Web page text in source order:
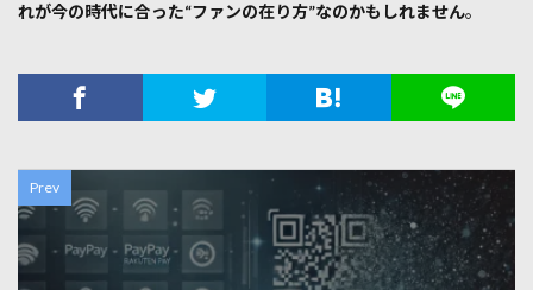
れが今の時代に合った“ファンの在り方”なのかもしれません。
Prev